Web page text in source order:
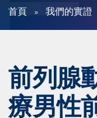
篩選條件
首頁 我們的實證
前列腺
療男性